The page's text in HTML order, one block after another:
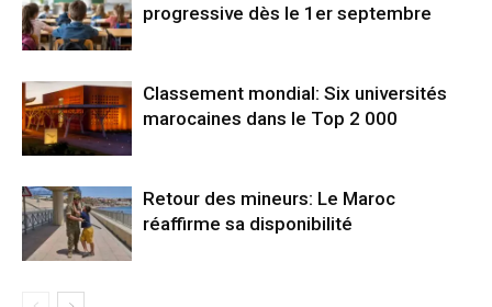
progressive dès le 1er septembre
Classement mondial: Six universités
marocaines dans le Top 2 000
Retour des mineurs: Le Maroc
réaffirme sa disponibilité